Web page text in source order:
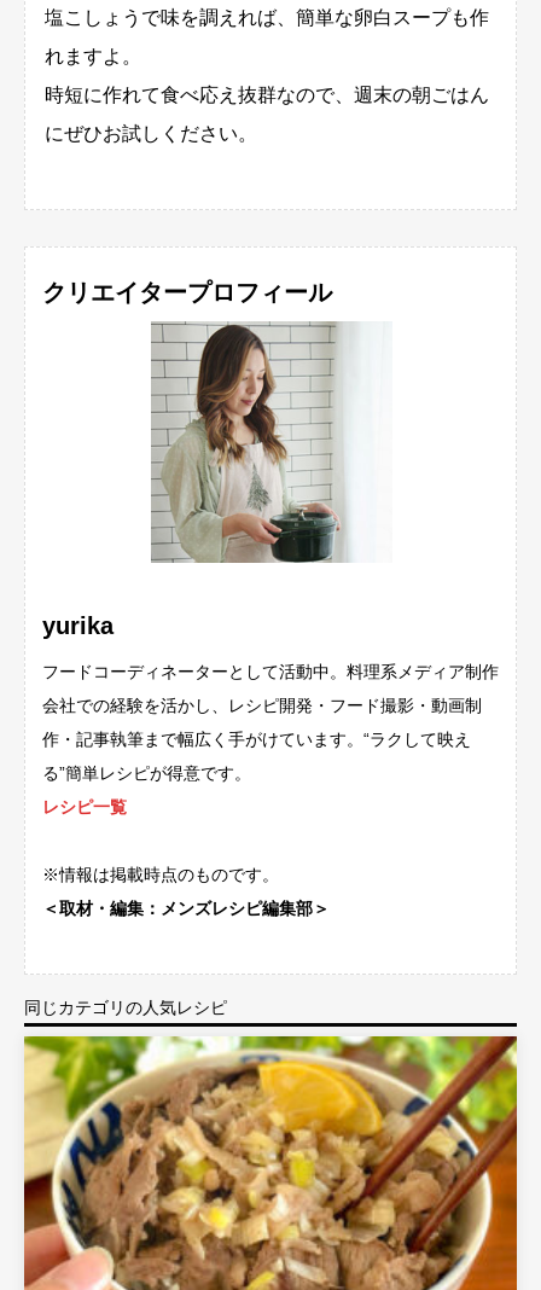
塩こしょうで味を調えれば、簡単な卵白スープも作
れますよ。
時短に作れて食べ応え抜群なので、週末の朝ごはん
にぜひお試しください。
クリエイタープロフィール
yurika
フードコーディネーターとして活動中。料理系メディア制作
会社での経験を活かし、レシピ開発・フード撮影・動画制
作・記事執筆まで幅広く手がけています。“ラクして映え
る”簡単レシピが得意です。
レシピ一覧
※情報は掲載時点のものです。
＜取材・編集：メンズレシピ編集部＞
同じカテゴリの人気レシピ